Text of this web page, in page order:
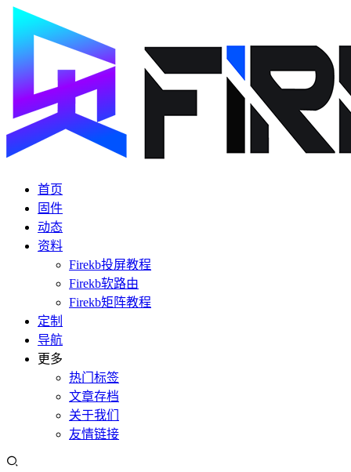
首页
固件
动态
资料
Firekb投屏教程
Firekb软路由
Firekb矩阵教程
定制
导航
更多
热门标签
文章存档
关于我们
友情链接